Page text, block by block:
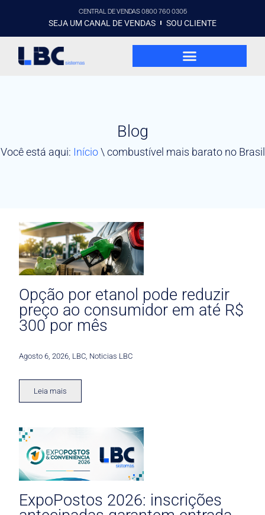
CENTRAL DE VENDAS 0800 760 0305
SEJA UM CANAL DE VENDAS SOU CLIENTE
Blog
Você está aqui: Início\ combustível mais barato no Brasil
Opção por etanol pode reduzir
preço ao consumidor em até R$
300 por mês
Agosto 6, 2026 LBC Noticias LBC
Leia mais
ExpoPostos 2026: inscrições